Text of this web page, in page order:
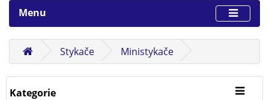
Menu
Stykače Ministykače
Kategorie